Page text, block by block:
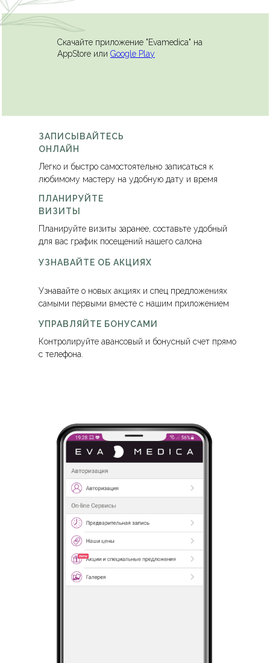
Скачайте приложение "Evamedica" на
AppStore или Google Play
Легко и быстро самостоятельно записаться к
любимому мастеру на удобную дату и время
ЗАПИСЫВАЙТЕСЬ
ОНЛАЙН
Планируйте визиты заранее, составьте удобный
для вас график посещений нашего салона
ПЛАНИРУЙТЕ
ВИЗИТЫ
Узнавайте о новых акциях и спец предложениях
самыми первыми вместе с нашим приложением
УЗНАВАЙТЕ ОБ АКЦИЯХ
Контролируйте авансовый и бонусный счет прямо
с телефона.
УПРАВЛЯЙТЕ БОНУСАМИ